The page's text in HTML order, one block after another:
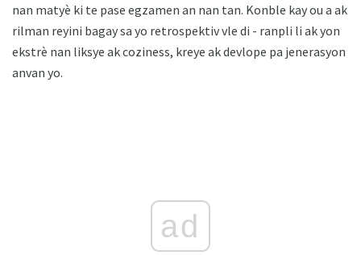
nan matyè ki te pase egzamen an nan tan. Konble kay ou a ak
rilman reyini bagay sa yo retrospektiv vle di - ranpli li ak yon
ekstrè nan liksye ak coziness, kreye ak devlope pa jenerasyon
anvan yo.
ad